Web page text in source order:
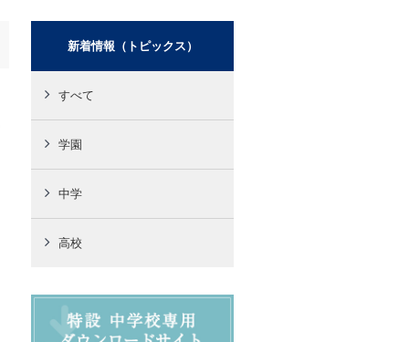
新着情報（トピックス）
すべて
学園
中学
高校